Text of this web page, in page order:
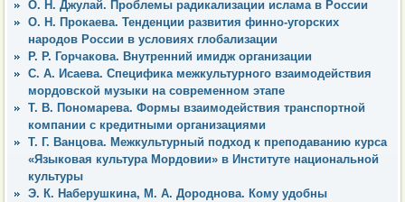
О. Н. Джулай. Проблемы радикализации ислама в России
О. Н. Прокаева. Тенденции развития финно-угорских
народов России в условиях глобализации
Р. Р. Горчакова. Внутренний имидж организации
С. А. Исаева. Специфика межкультурного взаимодействия
мордовской музыки на современном этапе
Т. В. Пономарева. Формы взаимодействия транспортной
компании с кредитными организациями
Т. Г. Ванцова. Межкультурный подход к преподаванию курса
«Языковая культура Мордовии» в Институте национальной
культуры
Э. К. Наберушкина, М. А. Дороднова. Кому удобны